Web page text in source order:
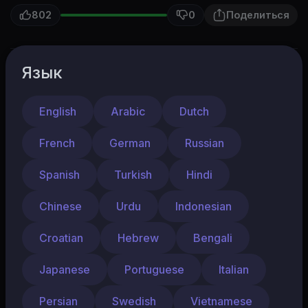
802 0 Поделиться
Arhimult
Дима с неохотой переезжает с семьей из
природе меняется навсегда, когда он
девочкой Алесей и зубром по кличке Бублик.
Беловежской пущи на поиски волшебного
Язык
English Arabic Dutch
French German Russian
Spanish Turkish Hindi
Chinese Urdu Indonesian
Croatian Hebrew Bengali
Japanese Portuguese Italian
Persian Swedish Vietnamese